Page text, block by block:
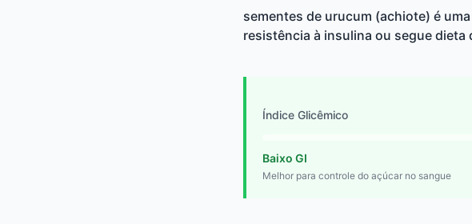
sementes de urucum (achiote) é
resistência à insulina ou segue dieta
Índice Glicêmico
Baixo GI
Melhor para controle do açúcar no sangue